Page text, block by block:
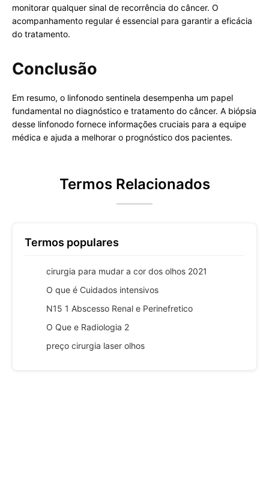
monitorar qualquer sinal de recorrência do câncer. O
acompanhamento regular é essencial para garantir a eficácia
do tratamento.
Conclusão
Em resumo, o linfonodo sentinela desempenha um papel
fundamental no diagnóstico e tratamento do câncer. A biópsia
desse linfonodo fornece informações cruciais para a equipe
médica e ajuda a melhorar o prognóstico dos pacientes.
Termos Relacionados
Termos populares
cirurgia para mudar a cor dos olhos 2021
O que é Cuidados intensivos
N15 1 Abscesso Renal e Perinefretico
O Que e Radiologia 2
preço cirurgia laser olhos